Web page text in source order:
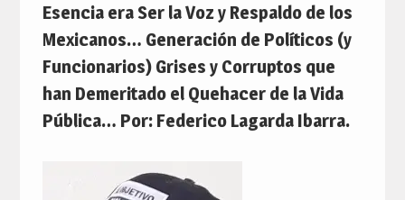
Esencia era Ser la Voz y Respaldo de los
Mexicanos… Generación de Políticos (y
Funcionarios) Grises y Corruptos que
han Demeritado el Quehacer de la Vida
Pública… Por: Federico Lagarda Ibarra.